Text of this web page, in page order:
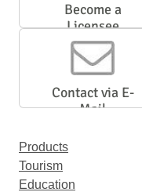
Become a
Licensee
Contact via E-
Mail
Products
Tourism
Education